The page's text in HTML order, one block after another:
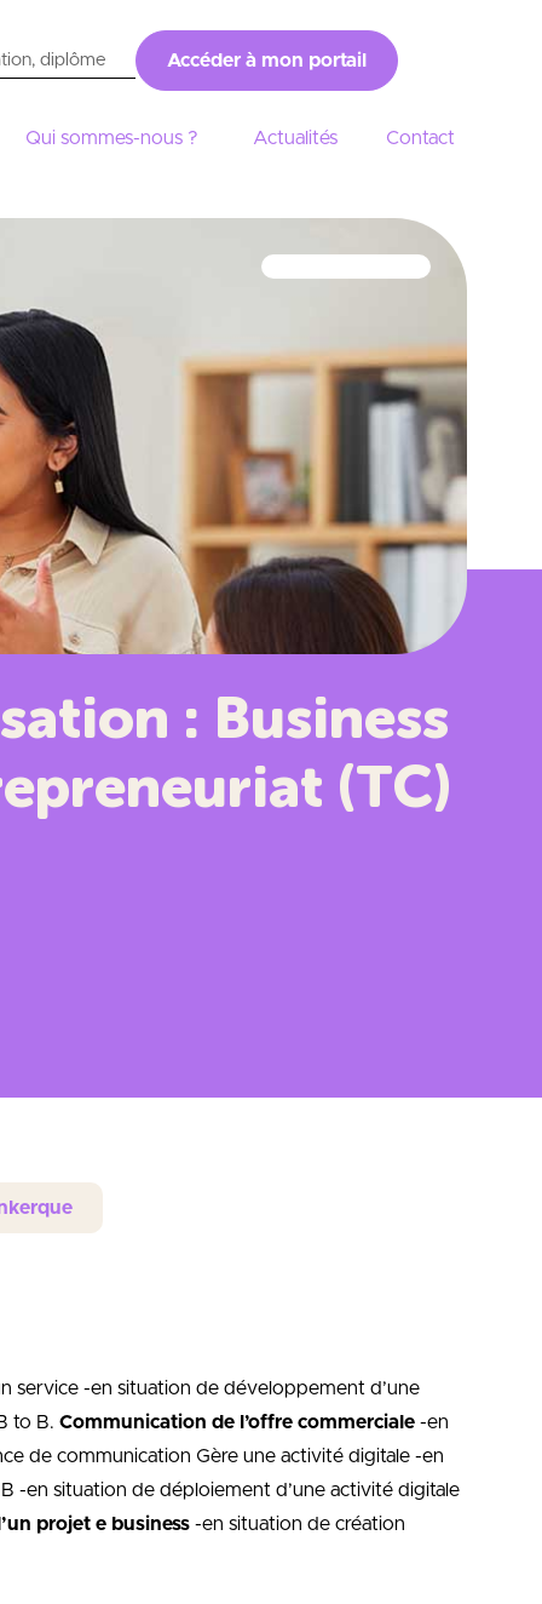
Accéder à mon portail
Qui sommes-nous ? Actualités Contact
: Business
(TC)
service -en situation de développement d’une
to B. Communication de l’offre commerciale -en
de communication Gère une activité digitale -en
-en situation de déploiement d’une activité digitale
projet e business -en situation de création